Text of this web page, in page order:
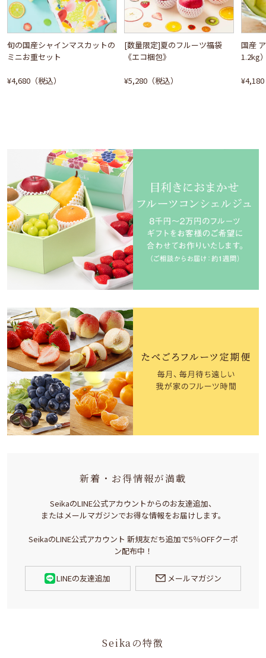
旬の国産シャインマスカットの
ミニお重セット
¥4,680（税込）
[数量限定]夏のフルーツ福袋
《エコ梱包》
¥5,280（税込）
国産
1.2kg
新着・お得情報が満載
SeikaのLINE公式アカウントからのお友達追加、
またはメールマガジンでお得な情報をお届けします。
SeikaのLINE公式アカウント 新規友だち追加で5％OFFクーポ
ン配布中！
LINEの友達追加 メールマガジン
Seikaの特徴